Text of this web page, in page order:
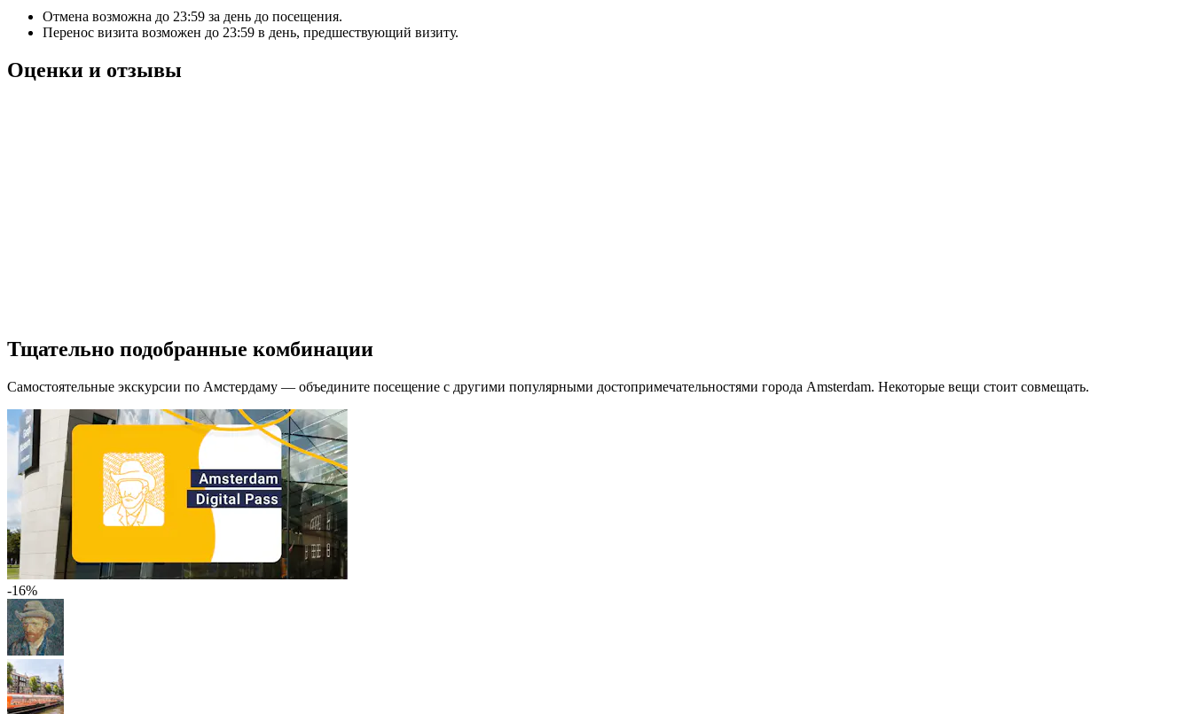
Отмена возможна до 23:59 за день до посещения.
Перенос визита возможен до 23:59 в день, предшествующий визиту.
Оценки и отзывы
Тщательно подобранные комбинации
Самостоятельные экскурсии по Амстердаму — объедините посещение с другими популярными достопримечательностями города Amsterdam. Некоторые вещи стоит совмещать.
-16%